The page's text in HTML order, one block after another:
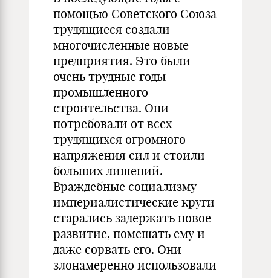
помощью Советского Союза
трудящиеся создали
многочисленные новые
предприятия. Это были
очень трудные годы
промышленного
строительства. Они
потребовали от всех
трудящихся огромного
напряжения сил и стоили
больших лишений.
Враждебные социализму
империалистические круги
старались задержать новое
развитие, помешать ему и
даже сорвать его. Они
злонамеренно использовали